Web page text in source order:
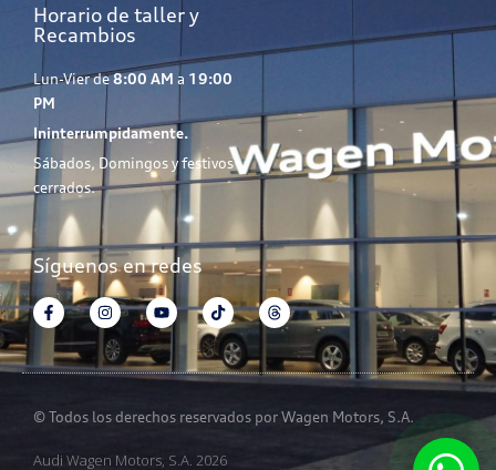
Horario de taller y
Recambios
Lun-Vier de8:00 AM a 19:00
PM
Ininterrumpidamente.
Sábados, Domingos y festivos
cerrados.
Síguenos en redes
© Todos los derechos reservados por Wagen Motors, S.A.
Audi Wagen Motors, S.A. 2026